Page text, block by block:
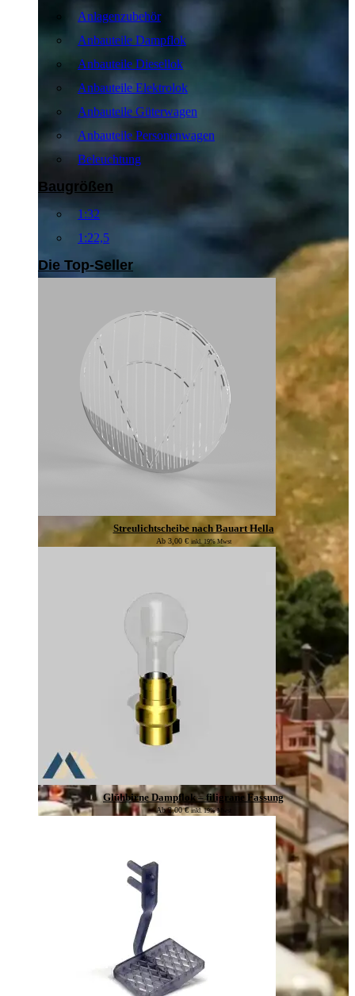
Anlagenzubehör
Anbauteile Dampflok
Anbauteile Diesellok
Anbauteile Elektrolok
Anbauteile Güterwagen
Anbauteile Personenwagen
Beleuchtung
Baugrößen
1:32
1:22,5
Die Top-Seller
Streulichtscheibe nach Bauart Hella
Ab 3,00 € inkl. 19% Mwst
Glühbirne Dampflok – filigrane Fassung
Ab2,00€ inkl. 19% Mwst